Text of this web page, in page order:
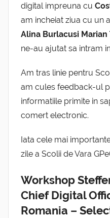
digital impreuna cu
am incheiat ziua cu un
Alina Burlacusi Marian
ne-au ajutat sa intram
Am tras linie pentru
am cules feedback-ul
informatiile primite in
comert electronic.
Iata cele mai
zile a Scolii de Vara
Workshop
Chief Digital
Romania –